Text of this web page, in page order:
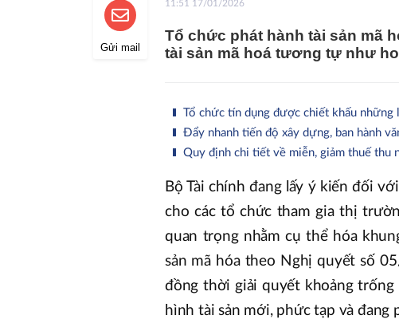
Gửi mail
11:51 17/01/2026
Tổ chức phát hành tài sản mã
tài sản mã hoá tương tự như
Tổ chức tín dụng được chiết khấu những
Đẩy nhanh tiến độ xây dựng, ban hành
Quy định chi tiết về miễn, giảm thuế thu
Bộ Tài chính đang lấy ý kiến đối
cho các tổ chức tham gia thị
quan trọng nhằm cụ thể hóa
sản mã hóa theo Nghị quyết số
đồng thời giải quyết khoảng
hình tài sản mới, phức tạp và đang